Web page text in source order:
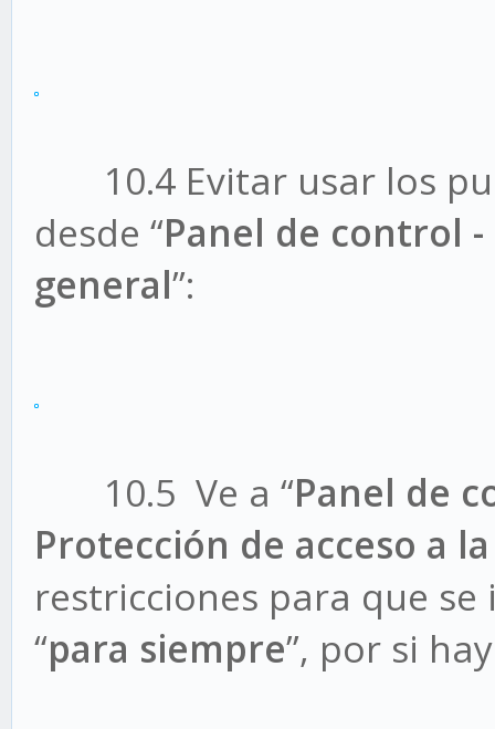
10.4 Evitar usar los
desde “Panel de control
general”:
10.5 Ve a “Panel de
Protección de acceso a
restricciones para que se
“para siempre”, por si